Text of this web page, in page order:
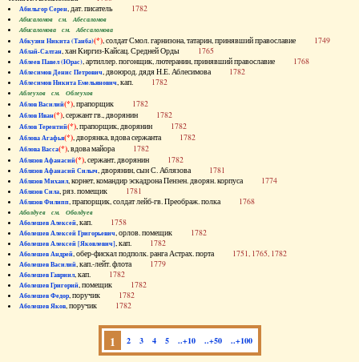
Абильгор Серен, дат. писатель 1782
Абисаломов см. Абесаломов
Абисаломова см. Абесаломова
Абкузин Никита (Танба)(*), солдат Смол. гарнизона, татарин, принявший православие 1749
Аблай-Салтан, хан Киргиз-Кайсац. Средней Орды 1765
Аблеев Павел (Юрас), артиллер. погонщик, лютеранин, принявший православие 1768
Аблесимов Денис Петрович, двоюрод. дядя Н.Е. Аблесимова 1782
Аблесимов Никита Емельянович, кап. 1782
Аблеухов см. Облеухов
Аблов Василий(*), прапорщик 1782
Аблов Иван(*), сержант гв., дворянин 1782
Аблов Терентий(*), прапорщик, дворянин 1782
Аблова Агафья(*), дворянка, вдова сержанта 1782
Аблова Васса(*), вдова майора 1782
Аблязов Афанасий(*), сержант, дворянин 1782
Аблязов Афанасий Силыч, дворянин, сын С. Аблязова 1781
Аблязов Михаил, корнет, командир эскадрона Пензен. дворян. корпуса 1774
Аблязов Сила, ряз. помещик 1781
Аблязов Филипп, прапорщик, солдат лейб-гв. Преображ. полка 1768
Аболдуев см. Оболдуев
Аболешев Алексей, кап. 1758
Аболешев Алексей Григорьевич, орлов. помещик 1782
Аболешев Алексей [Яковлевич], кап. 1782
Аболешев Андрей, обер-фискал подполк. ранга Астрах. порта 1751, 1765, 1782
Аболешев Василий, кап.-лейт. флота 1779
Аболешев Гавриил, кап. 1782
Аболешев Григорий, помещик 1782
Аболешев Федор, поручик 1782
Аболешев Яков, поручик 1782
1 2 3 4 5 ..+10 ..+50 ..+100